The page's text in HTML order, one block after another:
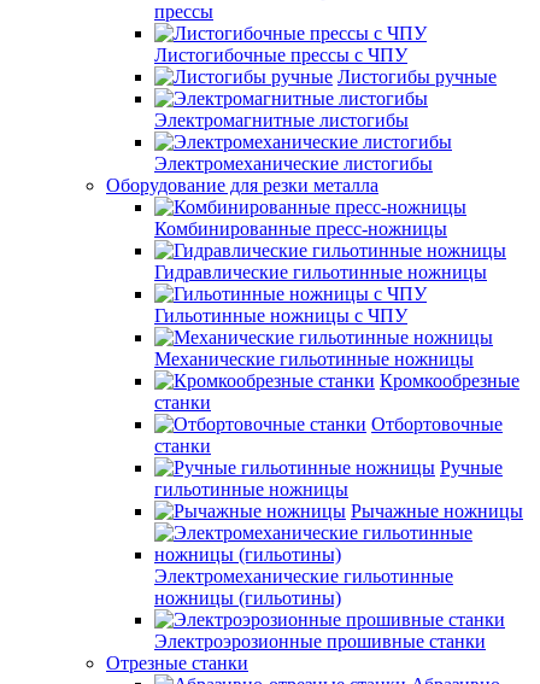
прессы
Листогибочные прессы с ЧПУ
Листогибы ручные
Электромагнитные листогибы
Электромеханические листогибы
Оборудование для резки металла
Комбинированные пресс-ножницы
Гидравлические гильотинные ножницы
Гильотинные ножницы с ЧПУ
Механические гильотинные ножницы
Кромкообрезные
станки
Отбортовочные
станки
Ручные
гильотинные ножницы
Рычажные ножницы
Электромеханические гильотинные
ножницы (гильотины)
Электроэрозионные прошивные станки
Отрезные станки